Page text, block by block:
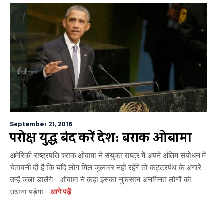
September 21, 2016
परोक्ष युद्ध बंद करें देश: बराक ओबामा
अमेरिकी राष्ट्रपति बराक ओबामा ने संयुक्त राष्ट्र में अपने अंतिम संबोधन में
चेतावनी दी है कि यदि लोग मिल जुलकर नहीं रहेंगे तो कट्टरपंथ के अंगारे
उन्हें जला डालेंगे। ओबामा ने कहा इसका नुकसान अनगिनत लोगों को
उठाना पड़ेगा। आगे पढ़ें